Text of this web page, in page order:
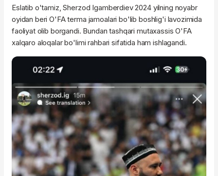
Eslatib o'tamiz, Sherzod Igamberdiev 2024 yilning noyabr
oyidan beri O'FA terma jamoalari bo'lib boshlig'i lavozimida
faoliyat olib borgandi. Bundan tashqari mutaxassis O'FA
xalqaro aloqalar bo'limi rahbari sifatida ham ishlagandi.